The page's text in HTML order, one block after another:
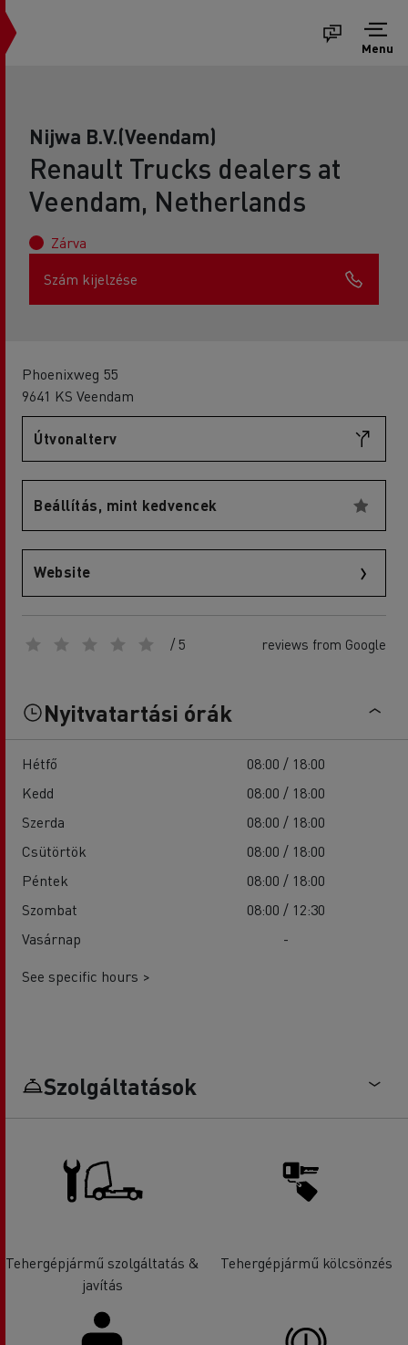
Menu
Nijwa B.V.(Veendam)
Renault Trucks dealers at
Veendam, Netherlands
Zárva
Szám kijelzése
Phoenixweg 55
9641 KS Veendam
Útvonalterv
Beállítás, mint kedvencek
Website
/ 5 reviews from Google
Nyitvatartási órák
Hétfő
08:00 / 18:00
Kedd
08:00 / 18:00
Szerda
08:00 / 18:00
Csütörtök
08:00 / 18:00
Péntek
08:00 / 18:00
Szombat
08:00 / 12:30
Vasárnap
-
See specific hours >
Szolgáltatások
Tehergépjármű szolgáltatás &
javítás
Tehergépjármű kölcsönzés